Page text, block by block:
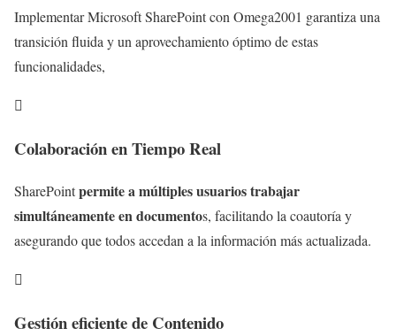
Implementar Microsoft SharePoint con Omega2001 garantiza una
transición fluida y un aprovechamiento óptimo de estas
funcionalidades,

Colaboración en Tiempo Real
SharePointpermite a múltiples usuarios trabajar
simultáneamente en documentos, facilitando la coautoría y
asegurando que todos accedan a la información más actualizada.

Gestión eficiente de Contenido